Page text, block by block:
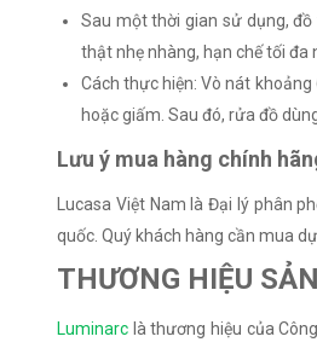
Sau một thời gian sử dụng,
thật nhẹ nhàng, hạn chế tối đa
Cách thực hiện: Vò nát
hoặc giấm. Sau đó, rửa đồ
Lưu ý mua hàng chính
Lucasa Việt Nam là Đại lý phân
quốc. Quý khách hàng cần mua
THƯƠNG HIỆU
Luminarc là thương hiệu của